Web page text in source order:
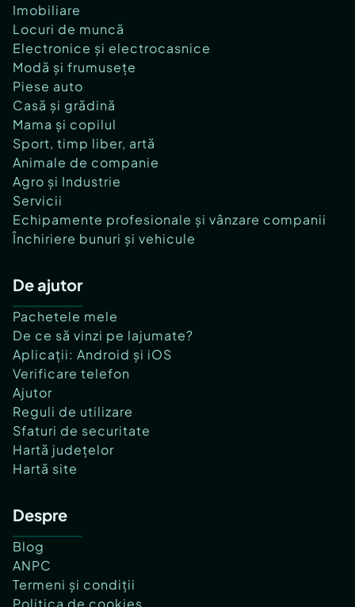
Imobiliare
Locuri de muncă
Electronice și electrocasnice
Modă și frumusețe
Piese auto
Casă și grădină
Mama și copilul
Sport, timp liber, artă
Animale de companie
Agro și Industrie
Servicii
Echipamente profesionale și vânzare companii
Închiriere bunuri și vehicule
De ajutor
Pachetele mele
De ce să vinzi pe lajumate?
Aplicații: Android și iOS
Verificare telefon
Ajutor
Reguli de utilizare
Sfaturi de securitate
Hartă județelor
Hartă site
Despre
Blog
ANPC
Termeni și condiții
Politica de cookies